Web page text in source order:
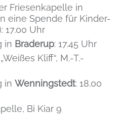
Friesenkapelle in
eine Spende für Kinder-
17.00 Uhr
in Braderup: 17.45 Uhr
Kliff“, M.-T.-
in Wenningstedt: 18.00
Bi Kiar 9